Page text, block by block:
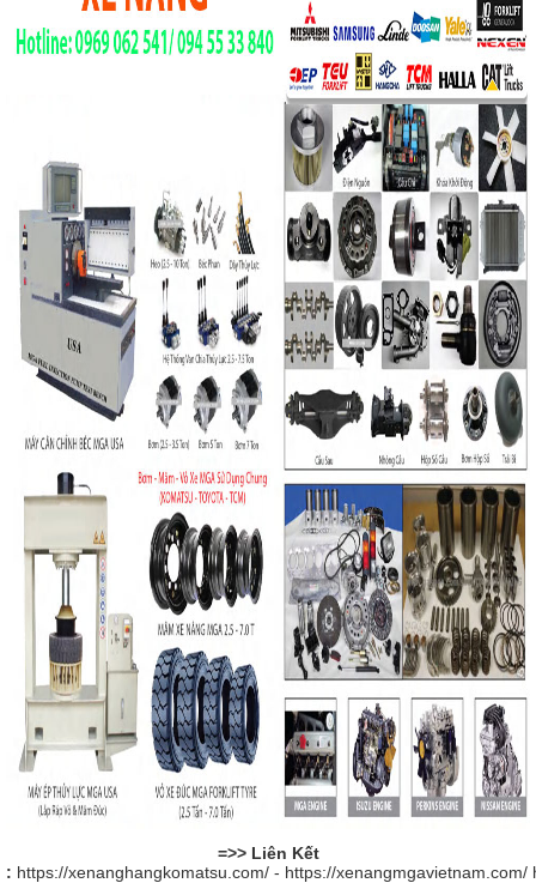
=>> Liên Kết
: https://xenanghangkomatsu.com/ - https://xenangmgavietnam.com/